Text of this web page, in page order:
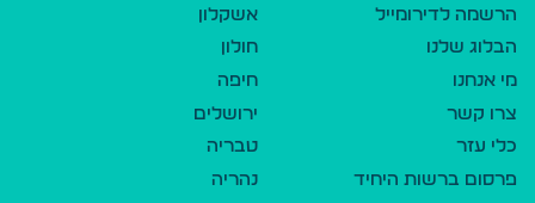
הרשמה לדירומייל
הבלוג שלנו
מי אנחנו
צרו קשר
כלי עזר
פרסום ברשות היחיד
אשקלון
חולון
חיפה
ירושלים
טבריה
נהריה